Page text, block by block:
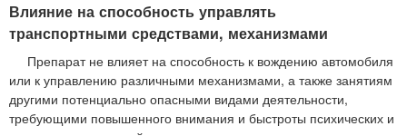
Влияние на способность управлять
транспортными средствами, механизмами
Препарат не влияет на способность к вождению автомобиля
или к управлению различными механизмами, а также занятиям
другими потенциально опасными видами деятельности,
требующими повышенного внимания и быстроты психических и